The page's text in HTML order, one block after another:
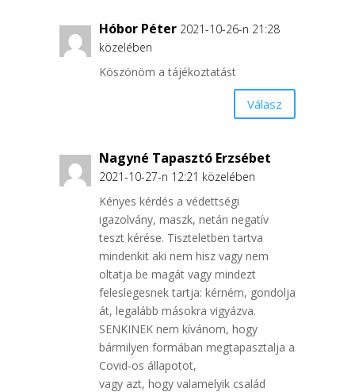
Hóbor Péter 2021-10-26-n 21:28
közelében
Köszönöm a tájékoztatást
Válasz
Nagyné Tapasztó Erzsébet
2021-10-27-n 12:21 közelében
Kényes kérdés a védettségi
igazolvány, maszk, netán negatív
teszt kérése. Tiszteletben tartva
mindenkit aki nem hisz vagy nem
oltatja be magát vagy mindezt
feleslegesnek tartja: kérném, gondolja
át, legalább másokra vigyázva.
SENKINEK nem kívánom, hogy
bármilyen formában megtapasztalja a
Covid-os állapotot,
vagy azt, hogy valamelyik család